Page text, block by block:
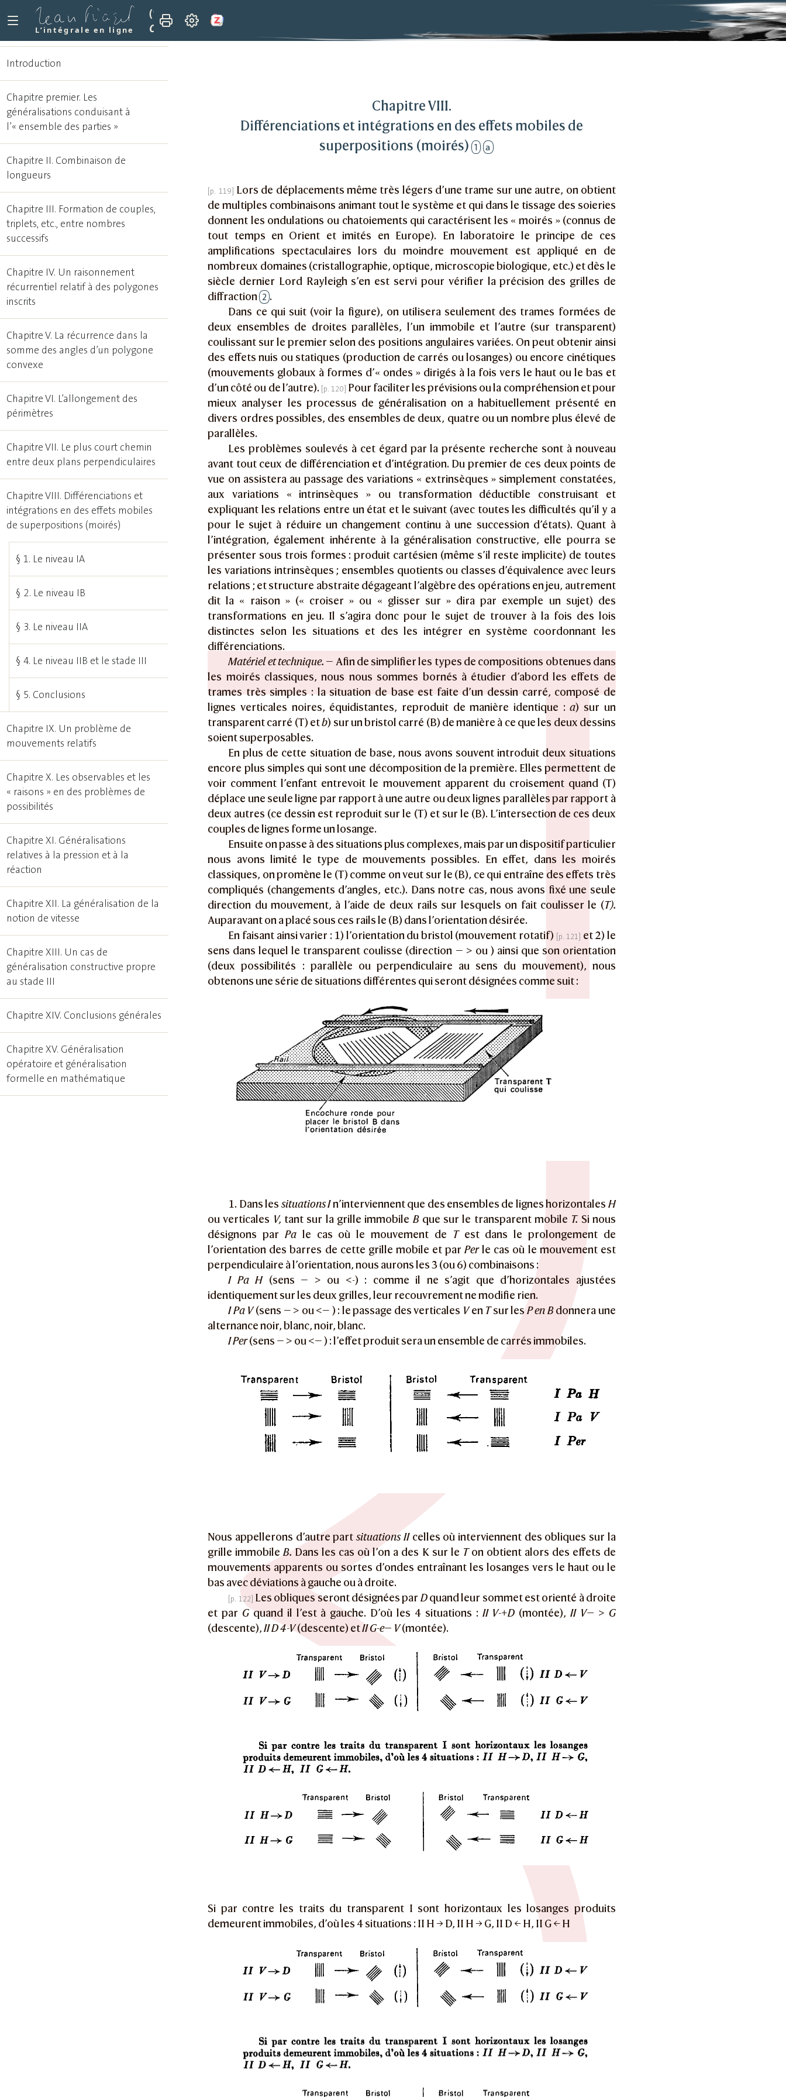
L’intégrale en ligne
(1978)
Recherches sur la généralisation
Chapitre VIII. Différenciations et intégrations en des effets mobiles de superpositions (moirés)
Chapitre VIII.
Différenciations et intégrations en des effets mobiles de
superpositions (moirés) 1 a
Lors de déplacements même très légers d’une trame sur une autre, on obtient
de multiples combinaisons animant tout le système et qui dans le tissage des soieries
donnent les ondulations ou chatoiements qui caractérisent les « moirés » (connus de
tout temps en Orient et imités en Europe). En laboratoire le principe de ces
amplifications spectaculaires lors du moindre mouvement est appliqué en de
nombreux domaines (cristallographie, optique, microscopie biologique, etc.) et dès le
siècle dernier Lord Rayleigh s’en est servi pour vérifier la précision des grilles de
diffraction 2 .
Dans ce qui suit (voir la figure), on utilisera seulement des trames formées de
deux ensembles de droites parallèles, l’un immobile et l’autre (sur transparent)
coulissant sur le premier selon des positions angulaires variées. On peut obtenir ainsi
des effets nuis ou statiques (production de carrés ou losanges) ou encore cinétiques
(mouvements globaux à formes d’« ondes » dirigés à la fois vers le haut ou le bas et
d’un côté ou de l’autre).
Pour faciliter les prévisions ou la compréhension et pour
mieux analyser les processus de généralisation on a habituellement présenté en
divers ordres possibles, des ensembles de deux, quatre ou un nombre plus élevé de
parallèles.
Les problèmes soulevés à cet égard par la présente recherche sont à nouveau
avant tout ceux de différenciation et d’intégration. Du premier de ces deux points de
vue on assistera au passage des variations « extrinsèques » simplement constatées,
aux variations « intrinsèques » ou transformation déductible construisant et
expliquant les relations entre un état et le suivant (avec toutes les difficultés qu’il y a
pour le sujet à réduire un changement continu à une succession d’états). Quant à
l’intégration, également inhérente à la généralisation constructive, elle pourra se
présenter sous trois formes : produit cartésien (même s’il reste implicite) de toutes
les variations intrinsèques ; ensembles quotients ou classes d’équivalence avec leurs
relations ; et structure abstraite dégageant l’algèbre des opérations en jeu, autrement
dit la « raison » (« croiser » ou « glisser sur » dira par exemple un sujet) des
transformations en jeu. Il s’agira donc pour le sujet de trouver à la fois des lois
distinctes selon les situations et des les intégrer en système coordonnant les
différenciations.
Matériel et technique. — Afin de simplifier les types de compositions obtenues dans
les moirés classiques, nous nous sommes bornés à étudier d’abord les effets de
trames très simples : la situation de base est faite d’un dessin carré, composé de
lignes verticales noires, équidistantes, reproduit de manière identique :a) sur un
transparent carré (T) etb) sur un bristol carré (B) de manière à ce que les deux dessins
soient superposables.
En plus de cette situation de base, nous avons souvent introduit deux situations
encore plus simples qui sont une décomposition de la première. Elles permettent de
voir comment l’enfant entrevoit le mouvement apparent du croisement quand (T)
déplace une seule ligne par rapport à une autre ou deux lignes parallèles par rapport à
deux autres (ce dessin est reproduit sur le (T) et sur le (B). L’intersection de ces deux
couples de lignes forme un losange.
Ensuite on passe à des situations plus complexes, mais par un dispositif particulier
nous avons limité le type de mouvements possibles. En effet, dans les moirés
classiques, on promène le (T) comme on veut sur le (B), ce qui entraîne des effets très
compliqués (changements d’angles, etc.). Dans notre cas, nous avons fixé une seule
direction du mouvement, à l’aide de deux rails sur lesquels on fait coulisser le (T).
Auparavant on a placé sous ces rails le (B) dans l’orientation désirée.
En faisant ainsi varier : 1) l’orientation du bristol (mouvement rotatif)
et 2) le
sens dans lequel le transparent coulisse (direction — > ou ) ainsi que son orientation
(deux possibilités : parallèle ou perpendiculaire au sens du mouvement), nous
obtenons une série de situations différentes qui seront désignées comme suit :
1. Dans lessituations In’interviennent que des ensembles de lignes horizontales H
ou verticales V, tant sur la grille immobile Bque sur le transparent mobile T. Si nous
désignons par Pale cas où le mouvement de Test dans le prolongement de
l’orientation des barres de cette grille mobile et parPerle cas où le mouvement est
perpendiculaire à l’orientation, nous aurons les 3 (ou 6) combinaisons :
I Pa H(sens — > ou <-) : comme il ne s’agit que d’horizontales ajustées
identiquement sur les deux grilles, leur recouvrement ne modifie rien.
I Pa V(sens — > ou <— ) : le passage des verticales Ven Tsur lesP en Bdonnera une
alternance noir, blanc, noir, blanc.
I Per(sens — > ou <— ) : l’effet produit sera un ensemble de carrés immobiles.
Nous appellerons d’autre partsituations IIcelles où interviennent des obliques sur la
grille immobileB.Dans les cas où l’on a des K sur le Ton obtient alors des effets de
mouvements apparents ou sortes d’ondes entraînant les losanges vers le haut ou le
bas avec déviations à gauche ou à droite.
Les obliques seront désignées par Dquand leur sommet est orienté à droite
et par Gquand il l’est à gauche. D’où les 4 situations : II V-+D (montée),II V— > G
(descente),II D 4-V(descente) etII G-e— V(montée).
Si par contre les traits du transparent I sont horizontaux les losanges produits
demeurent immobiles, d’où les 4 situations : II H →D, II H →G, II D ← H, II G ← H
Introduction
Chapitre premier. Les
généralisations conduisant à
l’« ensemble des parties »
Chapitre II. Combinaison de
longueurs
Chapitre III. Formation de couples,
triplets, etc., entre nombres
successifs
Chapitre IV. Un raisonnement
récurrentiel relatif à des polygones
inscrits
Chapitre V. La récurrence dans la
somme des angles d’un polygone
convexe
Chapitre VI. L’allongement des
périmètres
Chapitre VII. Le plus court chemin
entre deux plans perpendiculaires
Chapitre VIII. Différenciations et
intégrations en des effets mobiles
de superpositions (moirés)
§ 1. Le niveau IA
§ 2. Le niveau IB
§ 3. Le niveau IIA
§ 4. Le niveau IIB et le stade III
§ 5. Conclusions
Chapitre IX. Un problème de
mouvements relatifs
Chapitre X. Les observables et les
« raisons » en des problèmes de
possibilités
Chapitre XI. Généralisations
relatives à la pression et à la
réaction
Chapitre XII. La généralisation de la
notion de vitesse
Chapitre XIII. Un cas de
généralisation constructive propre
au stade III
Chapitre XIV. Conclusions générales
Chapitre XV. Généralisation
opératoire et généralisation
formelle en mathématique